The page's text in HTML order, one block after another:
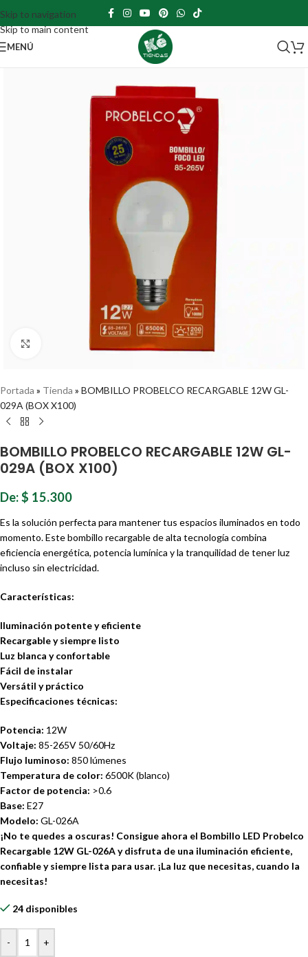
Skip to navigation
Skip to main content
MENÚ
Portada » Tienda » BOMBILLO PROBELCO RECARGABLE 12W GL-
029A (BOX X100)
BOMBILLO PROBELCO RECARGABLE 12W GL-
029A (BOX X100)
De:$ 15.300
Es la solución perfecta para mantener tus espacios iluminados en todo
momento. Este bombillo recargable de alta tecnología combina
eficiencia energética, potencia lumínica y la tranquilidad de tener luz
incluso sin electricidad.
Características:
Iluminación potente y eficiente
Recargable y siempre listo
Luz blanca y confortable
Fácil de instalar
Versátil y práctico
Especificaciones técnicas:
Potencia: 12W
Voltaje: 85-265V 50/60Hz
Flujo luminoso: 850 lúmenes
Temperatura de color: 6500K (blanco)
Factor de potencia: >0.6
Base: E27
Modelo: GL-026A
¡No te quedes a oscuras! Consigue ahora el Bombillo LED Probelco
Recargable 12W GL-026A y disfruta de una iluminación eficiente,
confiable y siempre lista para usar. ¡La luz que necesitas, cuando la
necesitas!
24 disponibles
- +